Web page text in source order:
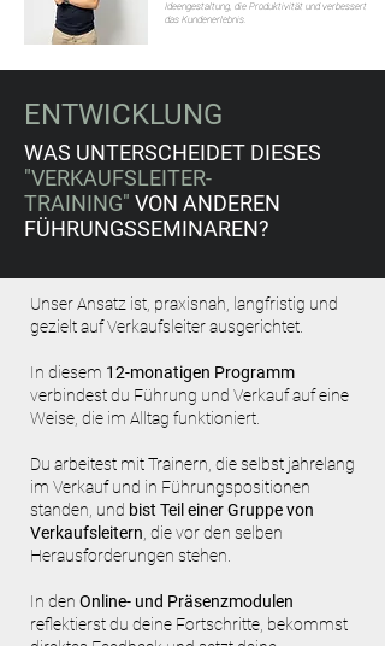
Ideengestaltung, die Produktivität und verbessert
das Kundenerlebnis.
ENTWICKLUNG
WAS UNTERSCHEIDET DIESES
"VERKAUFSLEITER-
TRAINING" VON ANDEREN
FÜHRUNGSSEMINAREN?
Unser Ansatz ist, praxisnah, langfristig und
gezielt auf Verkaufsleiter ausgerichtet.
In diesem 12-monatigen Programm
verbindest du Führung und Verkauf auf eine
Weise, die im Alltag funktioniert.
Du arbeitest mit Trainern, die selbst jahrelang
im Verkauf und in Führungspositionen
standen, und bist Teil einer Gruppe von
Verkaufsleitern , die vor den selben
Herausforderungen stehen.
In den Online- und Präsenzmodulen
reflektierst du deine Fortschritte, bekommst